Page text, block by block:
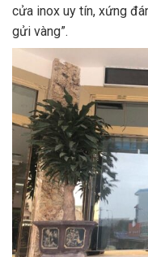
cửa inox uy tín, xứng
gửi vàng”.